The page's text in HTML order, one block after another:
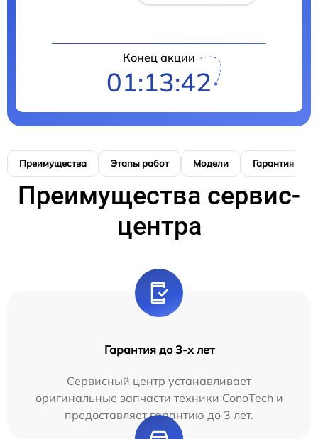
Конец акции
01:13:41
Преимущества Этапы работ Модели Гарантия
Преимущества сервис-
центра
Гарантия до 3-х лет
Сервисный центр устанавливает
оригинальные запчасти техники ConoTech и
предоставляет гарантию до 3 лет.